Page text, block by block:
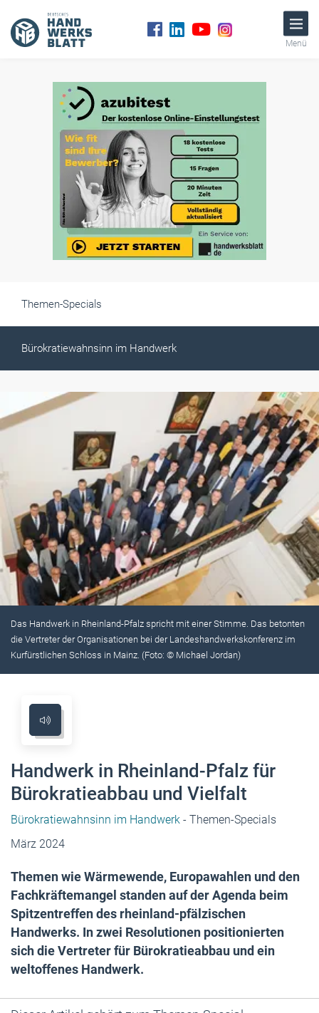
Menü
Themen-Specials
Bürokratiewahnsinn im Handwerk
Das Handwerk in Rheinland-Pfalz spricht mit einer Stimme. Das betonten
die Vertreter der Organisationen bei der Landeshandwerkskonferenz im
Kurfürstlichen Schloss in Mainz. (Foto: © Michael Jordan)
Handwerk in Rheinland-Pfalz für
Bürokratieabbau und Vielfalt
Bürokratiewahnsinn im Handwerk - Themen-Specials
März 2024
Themen wie Wärmewende, Europawahlen und den
Fachkräftemangel standen auf der Agenda beim
Spitzentreffen des rheinland-pfälzischen
Handwerks. In zwei Resolutionen positionierten
sich die Vertreter für Bürokratieabbau und ein
weltoffenes Handwerk.